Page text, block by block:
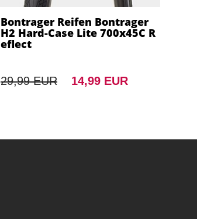
Bontrager Reifen Bontrager
H2 Hard-Case Lite 700x45C R
eflect
29,99 EUR 14,99 EUR